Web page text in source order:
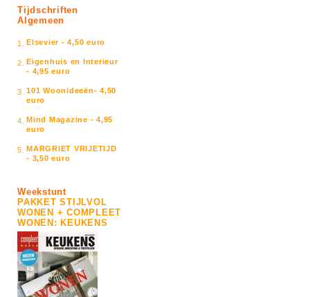
Tijdschriften
Algemeen
1. Elsevier - 4,50 euro
2. Eigenhuis en Interieur
- 4,95 euro
3. 101 Woonideeën- 4,50
euro
4. Mind Magazine - 4,95
euro
5. MARGRIET VRIJETIJD
- 3,50 euro
Weekstunt
PAKKET STIJLVOL
WONEN + COMPLEET
WONEN: KEUKENS